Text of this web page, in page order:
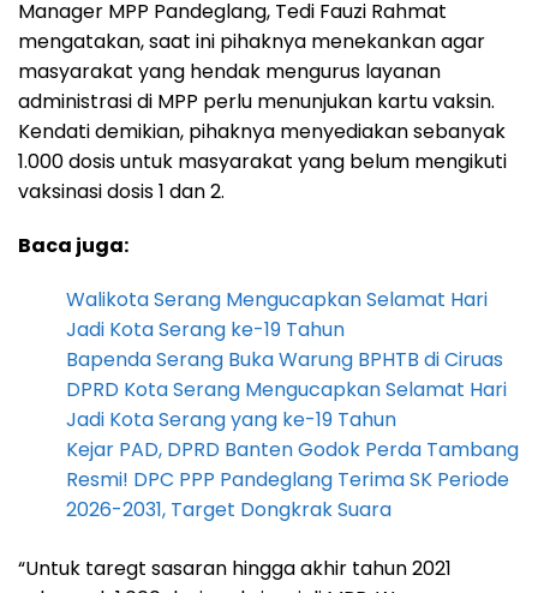
Manager MPP Pandeglang, Tedi Fauzi Rahmat
mengatakan, saat ini pihaknya menekankan agar
masyarakat yang hendak mengurus layanan
administrasi di MPP perlu menunjukan kartu vaksin.
Kendati demikian, pihaknya menyediakan sebanyak
1.000 dosis untuk masyarakat yang belum mengikuti
vaksinasi dosis 1 dan 2.
Baca juga:
Walikota Serang Mengucapkan Selamat Hari
Jadi Kota Serang ke-19 Tahun
Bapenda Serang Buka Warung BPHTB di Ciruas
DPRD Kota Serang Mengucapkan Selamat Hari
Jadi Kota Serang yang ke-19 Tahun
Kejar PAD, DPRD Banten Godok Perda Tambang
Resmi! DPC PPP Pandeglang Terima SK Periode
2026-2031, Target Dongkrak Suara
“Untuk taregt sasaran hingga akhir tahun 2021